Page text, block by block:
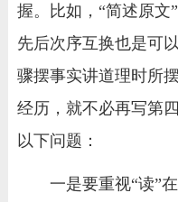
握。比如，“简述原文
先后次序互换也是可
骤摆事实讲道理时所
经历，就不必再写第
以下问题：
一是要重视“读”